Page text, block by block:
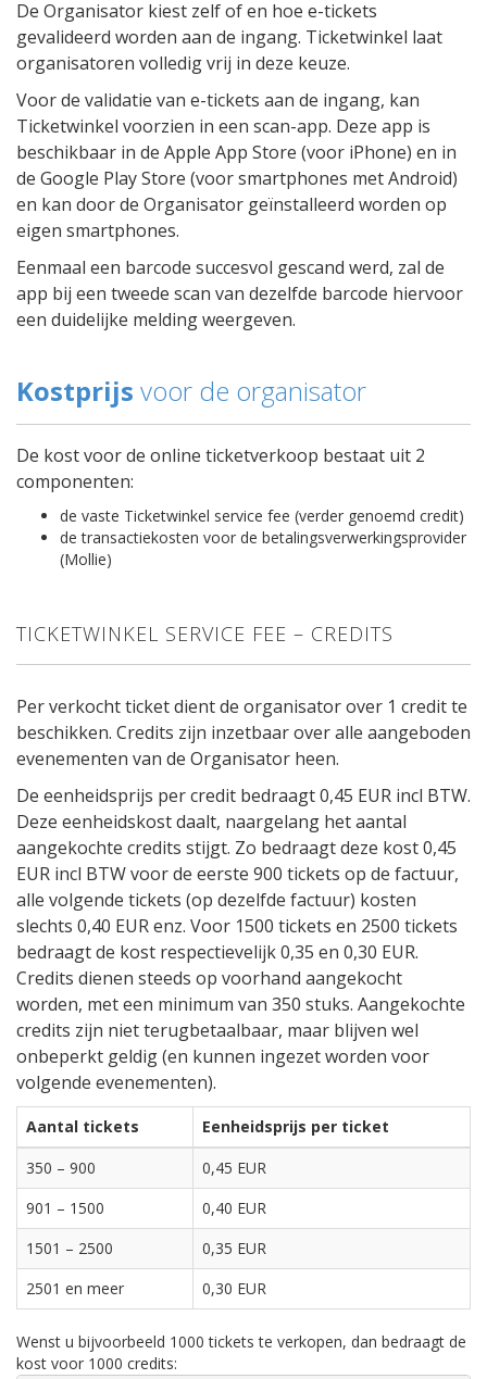
De Organisator kiest zelf of en hoe e-tickets
gevalideerd worden aan de ingang. Ticketwinkel laat
organisatoren volledig vrij in deze keuze.
Voor de validatie van e-tickets aan de ingang, kan
Ticketwinkel voorzien in een scan-app. Deze app is
beschikbaar in de Apple App Store (voor iPhone) en in
de Google Play Store (voor smartphones met Android)
en kan door de Organisator geïnstalleerd worden op
eigen smartphones.
Eenmaal een barcode succesvol gescand werd, zal de
app bij een tweede scan van dezelfde barcode hiervoor
een duidelijke melding weergeven.
Kostprijs voor de organisator
De kost voor de online ticketverkoop bestaat uit 2
componenten:
de vaste Ticketwinkel service fee (verder genoemd credit)
de transactiekosten voor de betalingsverwerkingsprovider
(Mollie)
TICKETWINKEL SERVICE FEE – CREDITS
Per verkocht ticket dient de organisator over 1 credit te
beschikken. Credits zijn inzetbaar over alle aangeboden
evenementen van de Organisator heen.
De eenheidsprijs per credit bedraagt 0,45 EUR incl BTW.
Deze eenheidskost daalt, naargelang het aantal
aangekochte credits stijgt. Zo bedraagt deze kost 0,45
EUR incl BTW voor de eerste 900 tickets op de factuur,
alle volgende tickets (op dezelfde factuur) kosten
slechts 0,40 EUR enz. Voor 1500 tickets en 2500 tickets
bedraagt de kost respectievelijk 0,35 en 0,30 EUR.
Credits dienen steeds op voorhand aangekocht
worden, met een minimum van 350 stuks. Aangekochte
credits zijn niet terugbetaalbaar, maar blijven wel
onbeperkt geldig (en kunnen ingezet worden voor
volgende evenementen).
Aantal tickets
Eenheidsprijs per ticket
350 – 900
0,45 EUR
901 – 1500
0,40 EUR
1501 – 2500
0,35 EUR
2501 en meer
0,30 EUR
Wenst u bijvoorbeeld 1000 tickets te verkopen, dan bedraagt de
kost voor 1000 credits: